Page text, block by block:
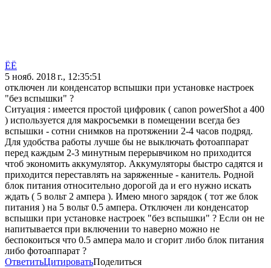
ЁЁ
5 нояб. 2018 г., 12:35:51
отключен ли конденсатор вспышки при установке настроек
"без вспышки" ?
Ситуация : имеется простой цифровик ( canon powerShot a 400
) используется для макросъемки в помещении всегда без
вспышки - сотни снимков на протяжении 2-4 часов подряд.
Для удобства работы лучше бы не выключать фотоаппарат
перед каждым 2-3 минутным перерывчиком но приходится
чтоб экономить аккумулятор. Аккумуляторы быстро садятся и
приходится переставлять на заряженные - канитель. Родной
блок питания относительно дорогой да и его нужно искать
ждать ( 5 вольт 2 ампера ). Имею много зарядок ( тот же блок
питания ) на 5 вольт 0.5 ампера. Отключен ли конденсатор
вспышки при установке настроек "без вспышки" ? Если он не
напитывается при включении то наверно можно не
беспокоиться что 0.5 ампера мало и сгорит либо блок питания
либо фотоаппарат ?
ОтветитьЦитироватьПоделиться